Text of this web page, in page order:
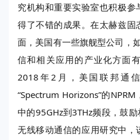
究机构和重要实验室也积极参
得了不错的成果。在太赫兹
面，美国有一些旗舰型公司，
信和相关应用的产业化方面
2018年2月，美国联邦通
“Spectrum Horizons”的
中的95GHz到3THz频段，鼓
无线移动通信的应用研究中